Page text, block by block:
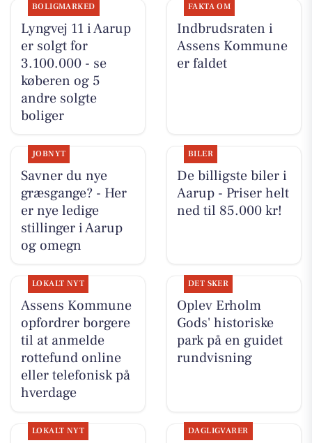
BOLIGMARKED
Lyngvej 11 i Aarup
er solgt for
3.100.000 - se
køberen og 5
andre solgte
boliger
FAKTA OM
Indbrudsraten i
Assens Kommune
er faldet
JOBNYT
Savner du nye
græsgange? - Her
er nye ledige
stillinger i Aarup
og omegn
BILER
De billigste biler i
Aarup - Priser helt
ned til 85.000 kr!
LOKALT NYT
Assens Kommune
opfordrer borgere
til at anmelde
rottefund online
eller telefonisk på
hverdage
DET SKER
Oplev Erholm
Gods' historiske
park på en guidet
rundvisning
LOKALT NYT DAGLIGVARER